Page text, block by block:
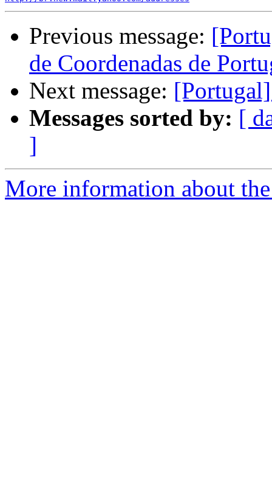
Previous message:
de Coordenadas de
Next message:
Messages sorted by: [
]
More information about